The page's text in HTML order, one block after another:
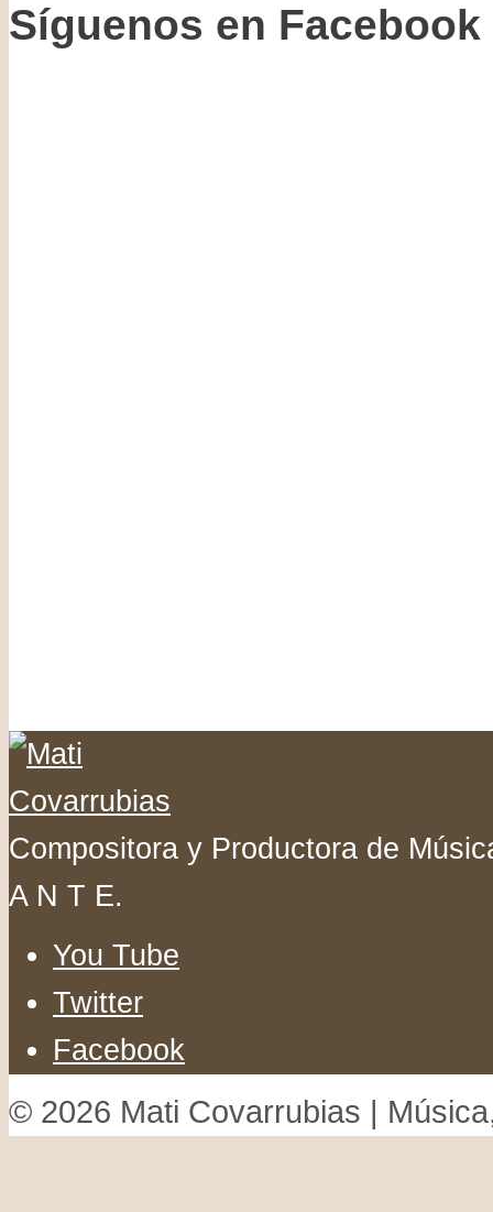
Síguenos en Facebook
Compositora y Productora de
A N T E.
You Tube
Twitter
Facebook
© 2026 Mati Covarrubias |